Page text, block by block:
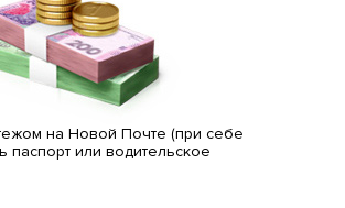
на Новой Почте (при себе
паспорт или водительское